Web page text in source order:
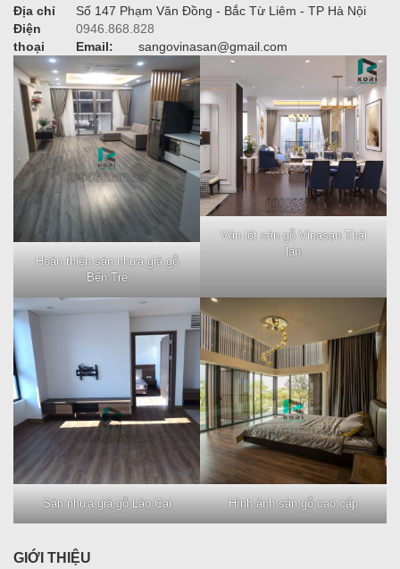
Địa chỉ
Số 147 Phạm Văn Đồng - Bắc Từ Liêm - TP Hà Nội
Điện
thoại
0946.868.828
Email:
sangovinasan@gmail.com
Hoàn thiện sàn nhựa giả gỗ
Bến Tre
Ván lót sàn gỗ Vinasan Thái
lan
Sàn nhựa giả gỗ Lào Cai Hình ảnh sàn gỗ cao cấp
GIỚI THIỆU